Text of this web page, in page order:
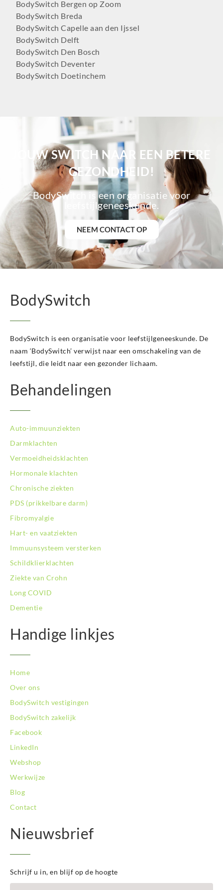
BodySwitch Bergen op Zoom
BodySwitch Breda
BodySwitch Capelle aan den Ijssel
BodySwitch Delft
BodySwitch Den Bosch
BodySwitch Deventer
BodySwitch Doetinchem
BodySwitch Emmen
BodySwitch Enschede
BodySwitch Gilze-Rijen
BodySwitch Goeree-Overflakkee
BodySwitch Gouda
BodySwitch Groningen-Centrum
BodySwitch Haaglanden-Oost
BodySwitch Haarlem
BodySwitch Heemskerk
BodySwitch Heerlen
BodySwitch Helmond
BodySwitch Hengelo OV
BodySwitch Het Gooi
BodySwitch Hoofddorp
BodySwitch Kerkrade
BodySwitch Krimpenerwaard
BodySwitch Leeuwarden
BodySwitch Lelystad
BodySwitch Maastricht
BodySwitch Nieuwegein
BodySwitch Oss
BodySwitch Purmerend
BodySwitch Roosendaal
BodySwitch Rotterdam-Oost
BodySwitch Schiedam
BodySwitch Son en Breugel
BodySwitch Tilburg
BodySwitch Utrecht
BodySwitch Veluwe
BodySwitch Venlo
BodySwitch Westland
BodySwitch Zaandam
BodySwitch Zuid-Kennemerland
BodySwitch Zuid-Limburg
BodySwitch Zwolle
JOUW SWITCH NAAR EEN BETERE
GEZONDHEID!
BodySwitch is een organisatie voor
leefstijlgeneeskunde.
NEEM CONTACT OP
BodySwitch
BodySwitch is een organisatie voor leefstijlgeneeskunde. De
naam ‘BodySwitch’ verwijst naar een omschakeling van de
leefstijl, die leidt naar een gezonder lichaam.
Behandelingen
Auto-immuunziekten
Darmklachten
Vermoeidheidsklachten
Hormonale klachten
Chronische ziekten
PDS (prikkelbare darm)
Fibromyalgie
Hart- en vaatziekten
Immuunsysteem versterken
Schildklierklachten
Ziekte van Crohn
Long COVID
Dementie
Handige linkjes
Home
Over ons
BodySwitch vestigingen
BodySwitch zakelijk
Facebook
LinkedIn
Webshop
Werkwijze
Blog
Contact
Nieuwsbrief
Schrijf u in, en blijf op de hoogte